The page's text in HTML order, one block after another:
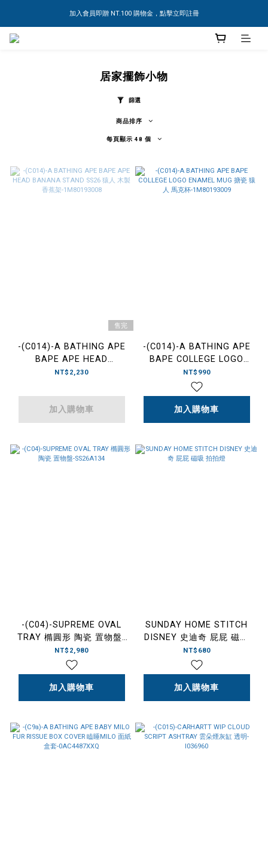
加入會員即贈 NT.100 購物金，點擊立即註冊
居家擺飾小物
篩選
商品排序
每頁顯示 48 個
售完
-(C014)-A BATHING APE
BAPE APE HEAD
BANANA STAND SS26 猿
架-1M80193008
NT$2,230
加入購物車
-(C014)-A BATHING APE
BAPE COLLEGE LOGO
ENAMEL MUG 搪瓷 猿人 馬
克杯-1M80193009
NT$990
加入購物車
-(C04)-SUPREME OVAL
TRAY 橢圓形 陶瓷 置物盤-
SS26A134
NT$2,980
加入購物車
SUNDAY HOME STITCH
DISNEY 史迪奇 屁屁 磁吸
拍拍燈
NT$680
加入購物車